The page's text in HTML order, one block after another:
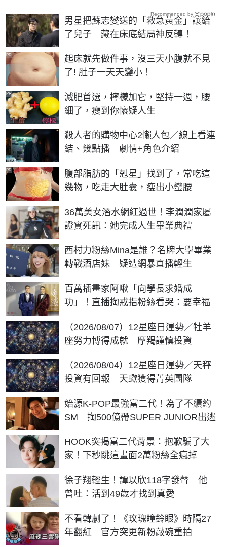
男星把蘇志燮送的「救急黃金」讓給
了兒子 藏在床底結局神反轉！
起床就先做件事，沒三天小腹就不見
了! 肚子一天天變小！
PR
減肥首選，檸檬加它，堅持一週，腰
細了，瘦到你懷疑人生
PR
殺人者的購物中心2懶人包／線上看連
結、幾點播 劇情+角色介紹
腹部脂肪的「剋星」找到了，常吃這
幾物，吃走大肚囊，瘦出小蠻腰
PR
36萬美女潛水網紅過世！李潤潤家屬
證實死訊：她完成人生畢業典禮
西村力粉絲Mina是誰？名牌大學畢業
轉戰酒店妹 疑遭網暴直播輕生
百萬插畫家阿啾「向學長求婚成
功」！直播掏戒指粉絲看哭：要幸福
（2026/08/07）12星座日運勢／牡羊
座努力博得成就 摩羯謹慎投資
（2026/08/04）12星座日運勢／天秤
投資有回報 天蠍獲得菁英團隊
始源K-POP最強富二代！為了不續約
SM 掏500億帶SUPER JUNIOR出逃
HOOK突揭富二代背景：抱歉騙了大
家！下秒跳這畫面2萬粉絲全瘋掉
徐子翔輕生！譚以欣118字發聲 他
曾吐：活到49歲才找到真愛
不看韓劇了！《玫瑰瞳鈴眼》時隔27
年翻紅 官方突更新粉敲碗重拍
Recommended by